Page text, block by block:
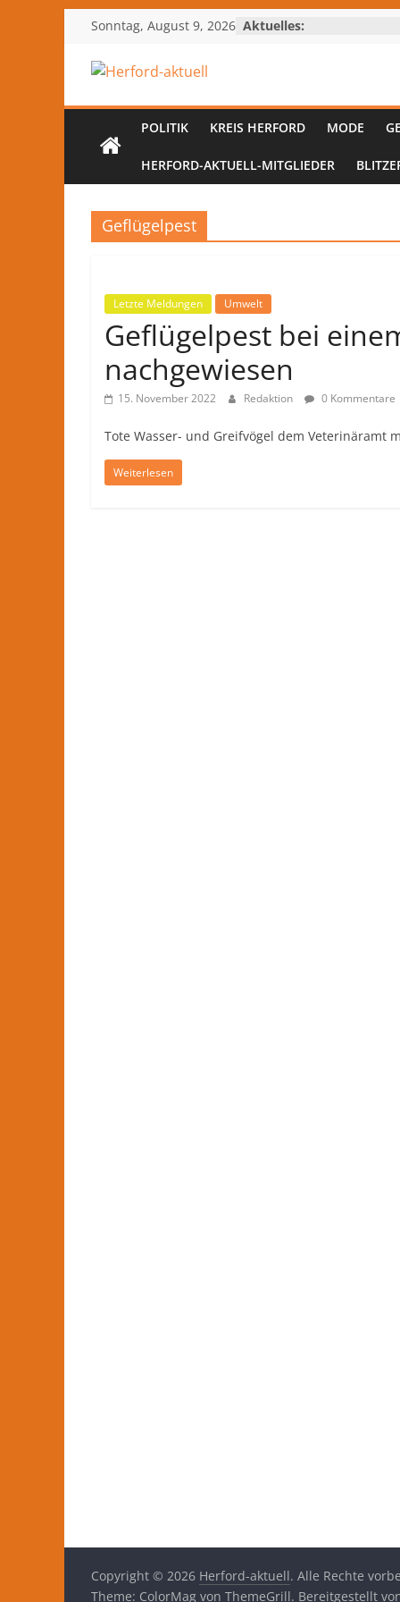
Zum
springen
Sonntag, August 9, 2026 Aktuelles:
Herford-
aktuell
Nachrichten
Kultur
aus
dem
Kreis
Herford
lokale
und
mehr
aus
POLITIK KREIS HERFORD MODE
HERFORD-AKTUELL-MITGLIEDER
Geflügelpest
Letzte Meldungen Umwelt
Geflügelpest bei
nachgewiesen
15. November 2022 Redaktion 0 Kommentare
Tote Wasser- und Greifvögel dem Veterinäramt
Weiterlesen
Copyright © 2026 Herford-aktuell. Alle Rechte
Theme: ColorMag von ThemeGrill. Bereitgestellt